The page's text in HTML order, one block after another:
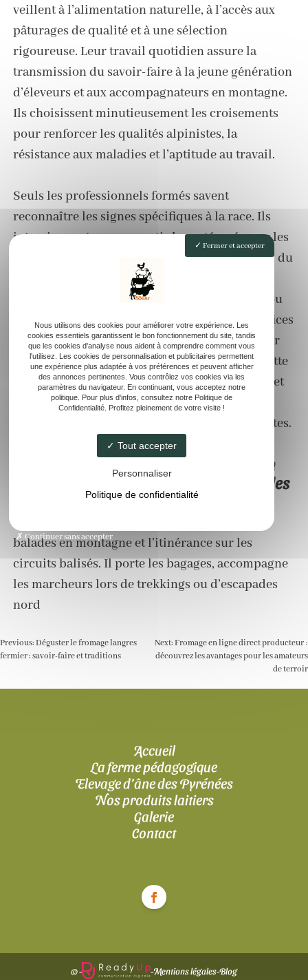
veillent à l’alimentation naturelle, à l’accès aux
pâturages de qualité et à une sélection
rigoureuse. Leur travail quotidien assure la
transmission du savoir-faire à la jeune génération
d’éleveurs et aux accompagnateurs en montagne.
Ils choisissent minutieusement les croisements
pour renforcer les qualités alpinistes, la
résistance aux maladies et l’aptitude au travail.
Seuls les professionnels formés savent
reconnaître les signes spécifiques à la race. Ils
interviennent pour garantir la santé, préparer les
ânes à l’attelage, aux randonnées, ou à l’accueil du
public. Les éleveurs partagent leur expérience
lors des foires agricoles, des stages pratiques ou
des randos guidées. Ils collaborent avec les offices
de tourisme, les refuges et les clubs alpins pour
intégrer l’âne dans de nouveaux itinéraires. Cette
démarche assure une utilisation respectueuse et
durable, surtout lors des traversées de zones
protégées ou des grandes randonnées itinérantes.
L’âne des Pyrénées dans la valorisation
des territoires et des traditions régionales
balades en montagne et l’itinérance sur les
circuits balisés. Il porte les bagages, accompagne
les marcheurs lors de trekkings ou d’escapades
nord
de
Previous: Déguster le fromage langres
fermier : savoir-faire et traditions
Next: Fromage en ligne direct producteur :
découvrez les avantages pour les amateurs
de terroir
Accueil
La ferme pédagogique
Elevage d’âne des Pyrénées
Nos produits laitiers
Galerie
Contact
© - -Mentions légales-Blog
Fermer et accepter
Nous utilisons des cookies pour améliorer votre expérience. Les
cookies essentiels garantissent le bon fonctionnement du site, tandis
que les cookies d'analyse nous aident à comprendre comment vous
l'utilisez. Les cookies de personnalisation et publicitaires permettent
une expérience plus adaptée à vos préférences et peuvent afficher
des annonces pertinentes. Vous contrôlez vos cookies via les
paramètres du navigateur. En continuant, vous acceptez notre
politique. Pour plus d'infos, consultez notre Politique de
Confidentialité. Profitez pleinement de votre visite !
Tout accepter
Personnaliser
Politique de confidentialité
Continuer sans accepter